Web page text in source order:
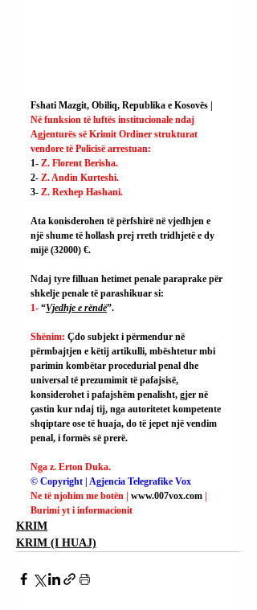
Fshati Mazgit, Obiliq, Republika e Kosovës |
Në funksion të luftës institucionale ndaj
Agjenturës së Krimit Ordiner strukturat
vendore të Policisë arrestuan:
1- Z. Florent Berisha.
2- Z. Andin Kurteshi.
3- Z. Rexhep Hashani.
Ata konisderohen të përfshirë në vjedhjen e
një shume të hollash prej rreth tridhjetë e dy
mijë (32000) €.
Ndaj tyre filluan hetimet penale paraprake për
shkelje penale të parashikuar si:
1- “Vjedhje e rëndë”.
Shënim: Çdo subjekt i përmendur në
përmbajtjen e këtij artikulli, mbështetur mbi
parimin kombëtar procedurial penal dhe
universal të prezumimit të pafajsisë,
konsiderohet i pafajshëm penalisht, gjer në
çastin kur ndaj tij, nga autoritetet kompetente
shqiptare ose të huaja, do të jepet një vendim
penal, i formës së prerë.
Nga z. Erton Duka.
© Copyright | Agjencia Telegrafike Vox
Ne të njohim me botën | www.007vox.com
Burimi yt i informacionit
KRIM
KRIM (I HUAJ)